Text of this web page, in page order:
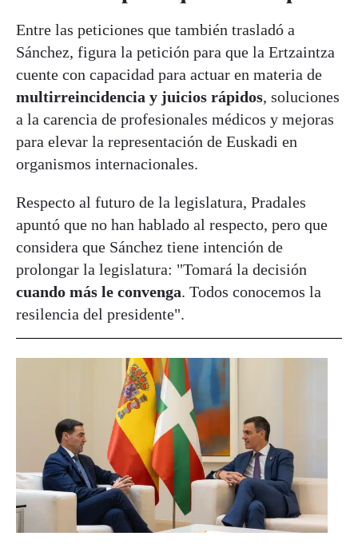
Entre las peticiones que también trasladó a
Sánchez, figura la petición para que la Ertzaintza
cuente con capacidad para actuar en materia de
multirreincidencia y juicios rápidos, soluciones
a la carencia de profesionales médicos y mejoras
para elevar la representación de Euskadi en
organismos internacionales.
Respecto al futuro de la legislatura, Pradales
apuntó que no han hablado al respecto, pero que
considera que Sánchez tiene intención de
prolongar la legislatura: "Tomará la decisión
cuando más le convenga. Todos conocemos la
resilencia del presidente".